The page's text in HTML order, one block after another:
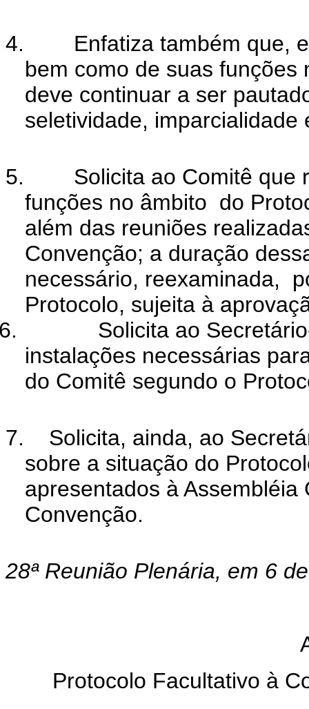
4.
Enfatiza também que,
bem como de suas
deve continuar a ser
seletividade, imparcialidade
5.
Solicita ao Comitê que
funções no âmbito do
além das reuniões
Convenção; a duração
necessário, reexaminada,
Protocolo, sujeita à
Solicita ao
instalações necessárias
do Comitê segundo o
7.
Solicita, ainda, ao
sobre a situação do
apresentados à
Convenção.
28ª Reunião Plenária, em 6
Protocolo Facultativo à